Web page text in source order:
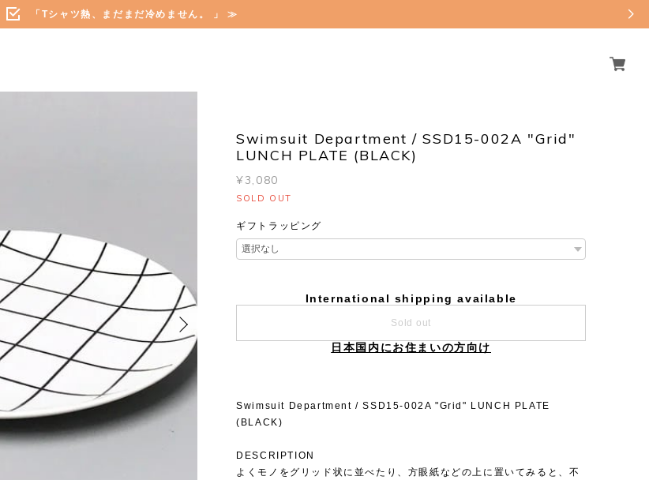
「Tシャツ熱、まだまだ冷めません。 」 ≫
Swimsuit Department / SSD15-002A "Grid"
LUNCH PLATE (BLACK)
¥3,080
SOLD OUT
ギフトラッピング
International shipping available
Sold out
日本国内にお住まいの方向け
Swimsuit Department / SSD15-002A "Grid" LUNCH PLATE
(BLACK)
DESCRIPTION
よくモノをグリッド状に並べたり、方眼紙などの上に置いてみると、不